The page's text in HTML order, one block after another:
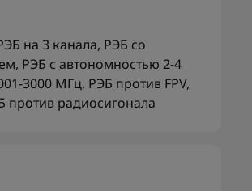
на 3 канала, РЭБ со
, РЭБ с автономностью 2-4
3000 МГц, РЭБ против FPV,
против радиосигонала